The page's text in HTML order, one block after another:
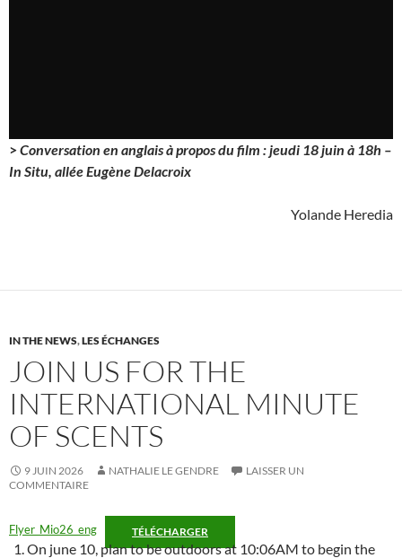
>Conversation en anglais à propos du film : jeudi 18 juin à 18h –
In Situ, allée Eugène Delacroix
Yolande Heredia
IN THE NEWS,LES ÉCHANGES
JOIN US FOR THE
INTERNATIONAL MINUTE
OF SCENTS
9 JUIN 2026 NATHALIE LE GENDRE
LAISSER UN
COMMENTAIRE
Flyer_Mio26_eng TÉLÉCHARGER
On june 10, plan to be outdoors at 10:06AM to begin the